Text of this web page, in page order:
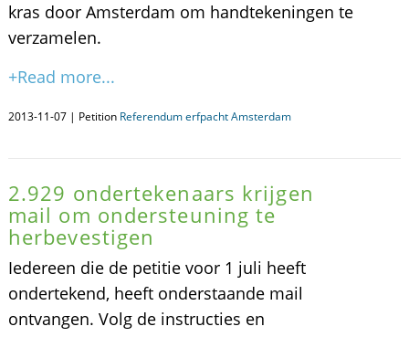
kras door Amsterdam om handtekeningen te
verzamelen.
+Read more...
2013-11-07 | Petition Referendum erfpacht Amsterdam
2.929 ondertekenaars krijgen
mail om ondersteuning te
herbevestigen
Iedereen die de petitie voor 1 juli heeft
ondertekend, heeft onderstaande mail
ontvangen. Volg de instructies en